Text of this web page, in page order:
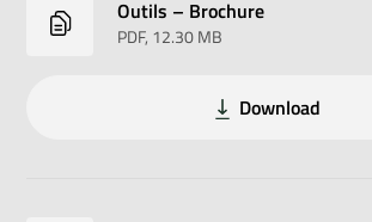
Outils – Brochure
PDF, 12.30 MB
Download